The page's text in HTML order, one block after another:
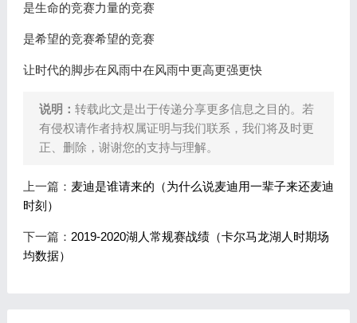
是生命的竞赛力量的竞赛
是希望的竞赛希望的竞赛
让时代的脚步在风雨中在风雨中更高更强更快
说明： 转载此文是出于传递分享更多信息之目的。若
有侵权请作者持权属证明与我们联系，我们将及时更
正、删除，谢谢您的支持与理解。
上一篇： 麦迪是谁请来的（为什么说麦迪用一辈子来还麦迪
时刻）
下一篇： 2019-2020湖人常规赛战绩（卡尔马龙湖人时期场
均数据）